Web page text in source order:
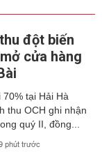
đột biến
cửa hàng
tại Hải Hà
thu OCH ghi nhận
quý II, đồng...
phút trước